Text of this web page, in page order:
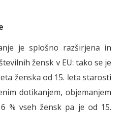
je splošno razširjena in
žensk v EU: tako se je
ženska od 15. leta starosti
dotikanjem, objemanjem
% vseh žensk pa je od 15.